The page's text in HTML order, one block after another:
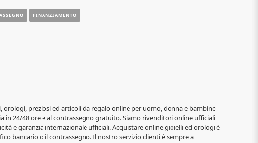
FINANZIAMENTO
orologi, preziosi ed articoli da regalo online per uomo, donna e bambino
in 24/48 ore e al contrassegno gratuito. Siamo rivenditori online ufficiali
e garanzia internazionale ufficiali. Acquistare online gioielli ed orologi è
bancario o il contrassegno. Il nostro servizio clienti è sempre a